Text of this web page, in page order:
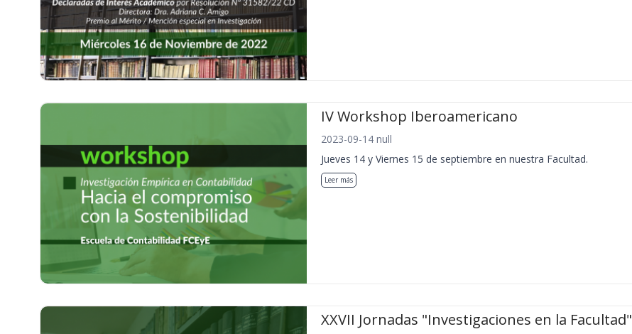
IV Workshop Iberoamericano
2023-09-14 null
Jueves 14 y Viernes 15 de septiembre en nuestra Facultad.
Leer más
XXVII Jornadas "Investigaciones en la Facultad"